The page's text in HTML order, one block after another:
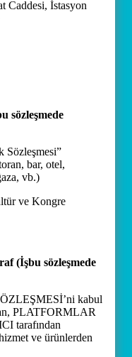
Caddesi, İstasyon
sözleşmede
bar, otel,
vb.)
ve Kongre
(İşbu sözleşmede
kabul
PLATFORMLAR
tarafından
ve ürünlerden